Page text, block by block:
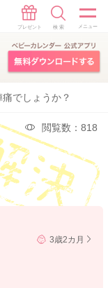
でしょうか？
閲覧数：818
3歳2カ月